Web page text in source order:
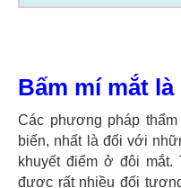
Bấm mí mắt là
Các phương pháp
biến, nhất là đối với
khuyết điểm ở đôi mắt.
được rất nhiều đối